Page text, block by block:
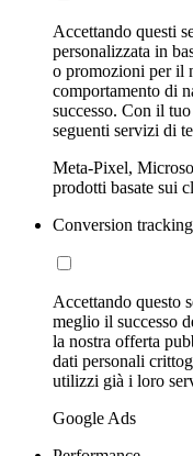
Accettando questi
personalizzata in
o promozioni per il
comportamento di
successo. Con il
seguenti servizi di
Meta-Pixel,
prodotti basate sui
Conversion
Accettando questo
meglio il successo
la nostra offerta
dati personali
utilizzi già i loro
Google Ads